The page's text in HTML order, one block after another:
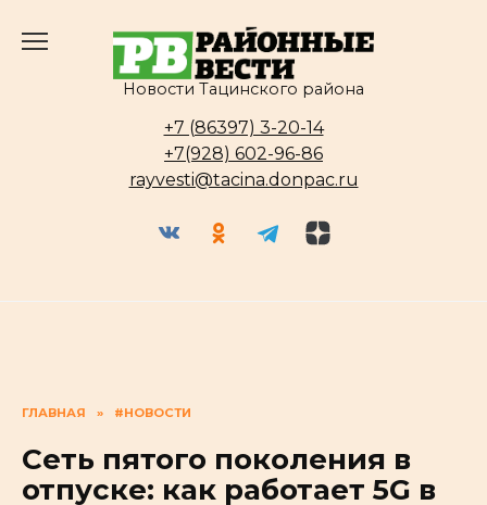
Новости Тацинского района
+7 (86397) 3-20-14
+7(928) 602-96-86
rayvesti@tacina.donpac.ru
ГЛАВНАЯ » #НОВОСТИ
Сеть пятого поколения в
отпуске: как работает 5G в